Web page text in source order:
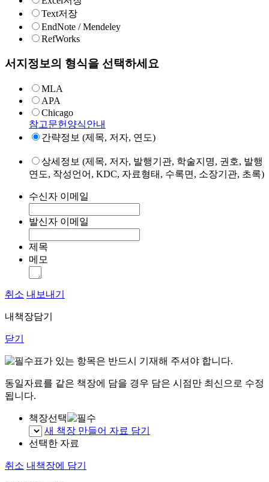
Text저장
EndNote / Mendeley
RefWorks
서지정보의 형식을 선택하세요
MLA
APA
Chicago
참고문헌양식안내
간략정보 (제목, 저자, 연도)
상세정보 (제목, 저자, 발행기관, 학술지명, 권호, 발행
연도, 작성언어, KDC, 자료형태, 수록면, 소장기관, 초록)
수신자 이메일
발신자 이메일
제목
메모
취소 내보내기
내책장담기
닫기
표가 있는 항목은 반드시 기재해 주셔야 합니다.
동일자료를 같은 책장에 담을 경우 담은 시점만 최신으로 수정
됩니다.
책장선택
새 책장 만들어 자료 담기
선택한 자료
취소 내책장에 담기